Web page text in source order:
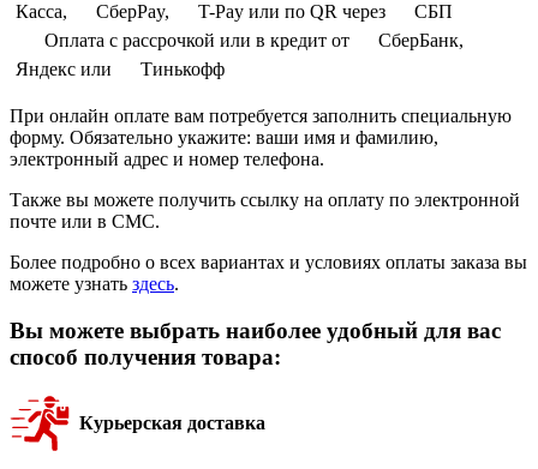
Касса,
СберPay, T-Pay или по QR через
СБП
Оплата с рассрочкой или в кредит от
СберБанк,
Яндекс или
Тинькофф
При онлайн оплате вам потребуется заполнить специальную
форму. Обязательно укажите: ваши имя и фамилию,
электронный адрес и номер телефона.
Также вы можете получить ссылку на оплату по электронной
почте или в СМС.
Более подробно о всех вариантах и условиях оплаты заказа вы
можете узнать здесь.
Вы можете выбрать наиболее удобный для вас
способ получения товара:
Курьерская доставка